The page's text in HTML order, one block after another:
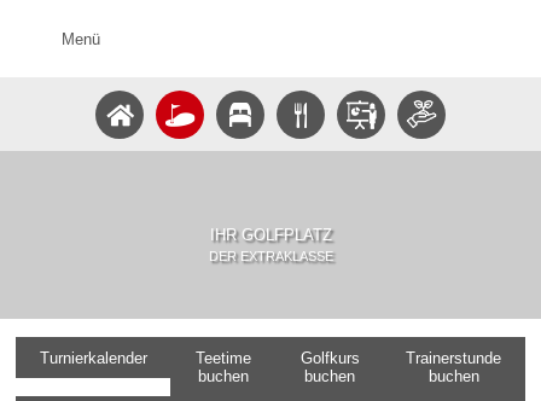
Menü
IHR GOLFPLATZ
DER EXTRAKLASSE
Turnierkalender
Teetime
buchen
Golfkurs
buchen
Trainerstunde
buchen